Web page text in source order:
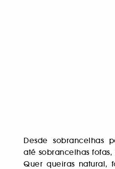
Desde sobrancelhas
até sobrancelhas
Quer queiras natural,